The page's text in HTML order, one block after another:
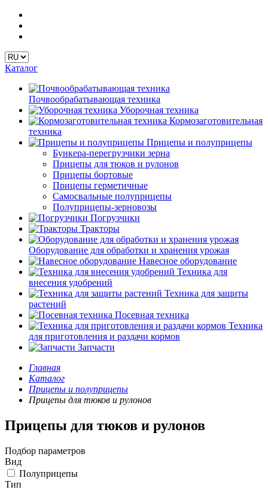
Каталог
Почвообрабатывающая техника
Уборочная техника
Кормозаготовительная
техника
Прицепы и полуприцепы
Бункера-перегрузчики зерна
Прицепы для тюков и рулонов
Прицепы бортовые
Прицепы герметичные
Самосвальные полуприцепы
Полуприцепы-зерновозы
Погрузчики
Тракторы
Оборудование для обработки и хранения урожая
Навесное оборудование
Техника для
внесения удобрений
Техника для защиты
растений
Посевная техника
Техника
для приготовления и раздачи кормов
Запчасти
Главная
Каталог
Прицепы и полуприцепы
Прицепы для тюков и рулонов
Прицепы для тюков и рулонов
Подбор параметров
Вид
Полуприцепы
Тип